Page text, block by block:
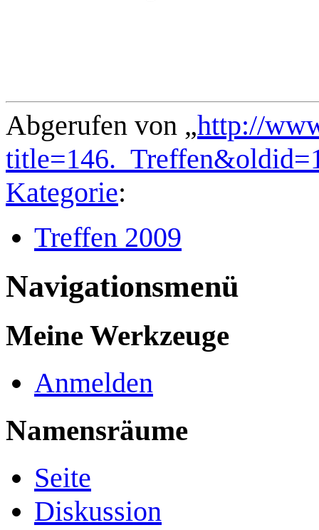
Abgerufen von „http://
Kategorie:
Treffen 2009
Navigationsmenü
Meine Werkzeuge
Anmelden
Namensräume
Seite
Diskussion